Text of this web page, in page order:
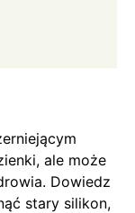
ale może
Dowiedz
stary silikon,